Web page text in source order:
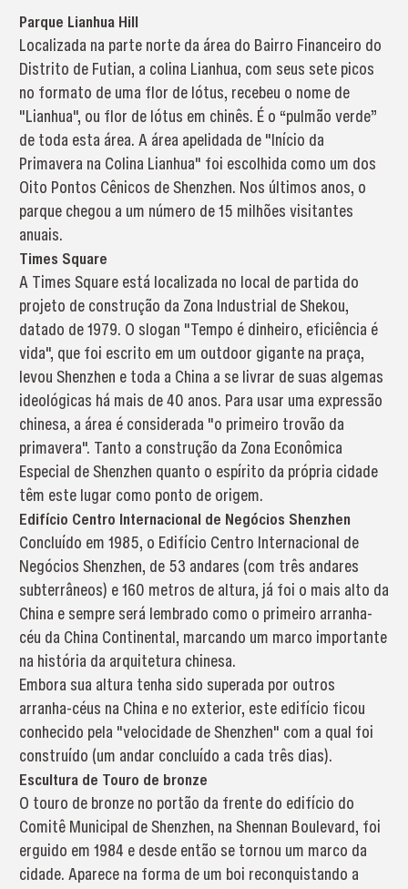
Parque Lianhua Hill
Localizada na parte norte da área do Bairro Financeiro do
Distrito de Futian, a colina Lianhua, com seus sete picos
no formato de uma flor de lótus, recebeu o nome de
"Lianhua", ou flor de lótus em chinês. É o “pulmão verde”
de toda esta área. A área apelidada de "Início da
Primavera na Colina Lianhua" foi escolhida como um dos
Oito Pontos Cênicos de Shenzhen. Nos últimos anos, o
parque chegou a um número de 15 milhões visitantes
anuais.
Times Square
A Times Square está localizada no local de partida do
projeto de construção da Zona Industrial de Shekou,
datado de 1979. O slogan "Tempo é dinheiro, eficiência é
vida", que foi escrito em um outdoor gigante na praça,
levou Shenzhen e toda a China a se livrar de suas algemas
ideológicas há mais de 40 anos. Para usar uma expressão
chinesa, a área é considerada "o primeiro trovão da
primavera". Tanto a construção da Zona Econômica
Especial de Shenzhen quanto o espírito da própria cidade
têm este lugar como ponto de origem.
Edifício Centro Internacional de Negócios Shenzhen
Concluído em 1985, o Edifício Centro Internacional de
Negócios Shenzhen, de 53 andares (com três andares
subterrâneos) e 160 metros de altura, já foi o mais alto da
China e sempre será lembrado como o primeiro arranha-
céu da China Continental, marcando um marco importante
na história da arquitetura chinesa.
Embora sua altura tenha sido superada por outros
arranha-céus na China e no exterior, este edifício ficou
conhecido pela "velocidade de Shenzhen" com a qual foi
construído (um andar concluído a cada três dias).
Escultura de Touro de bronze
O touro de bronze no portão da frente do edifício do
Comitê Municipal de Shenzhen, na Shennan Boulevard, foi
erguido em 1984 e desde então se tornou um marco da
cidade. Aparece na forma de um boi reconquistando a